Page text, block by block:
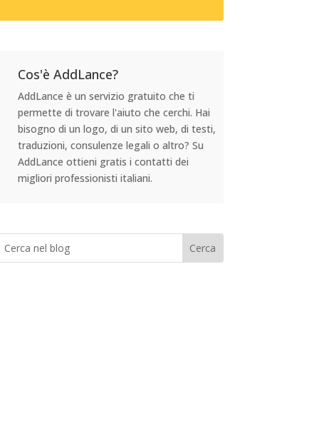
Cos'è AddLance?
AddLance è un servizio gratuito che ti
permette di trovare l'aiuto che cerchi. Hai
bisogno di un logo, di un sito web, di testi,
traduzioni, consulenze legali o altro? Su
AddLance ottieni gratis i contatti dei
migliori professionisti italiani.